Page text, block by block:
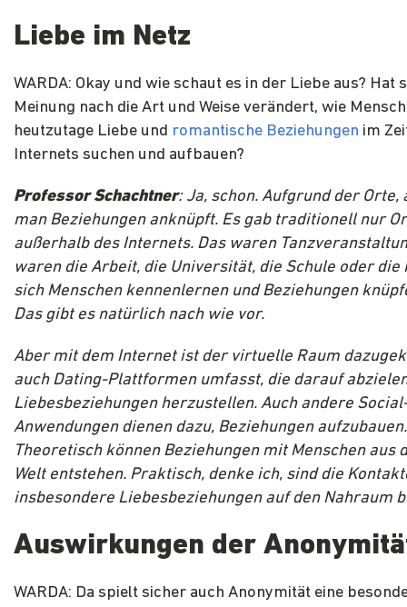
Liebe im Netz
WARDA: Okay und wie schaut es in der Liebe aus? Hat
Meinung nach die Art und Weise verändert, wie
heutzutage Liebe und romantische Beziehungen im
Internets suchen und aufbauen?
Professor Schachtner: Ja, schon. Aufgrund der Orte,
man Beziehungen anknüpft. Es gab traditionell nur
außerhalb des Internets. Das waren
waren die Arbeit, die Universität, die Schule oder die
sich Menschen kennenlernen und Beziehungen
Das gibt es natürlich nach wie vor.
Aber mit dem Internet ist der virtuelle Raum
auch Dating-Plattformen umfasst, die darauf
Liebesbeziehungen herzustellen. Auch andere
Anwendungen dienen dazu, Beziehungen aufzubauen.
Theoretisch können Beziehungen mit Menschen aus
Welt entstehen. Praktisch, denke ich, sind die
insbesondere Liebesbeziehungen auf den Nahraum
Auswirkungen der
WARDA: Da spielt sicher auch Anonymität eine